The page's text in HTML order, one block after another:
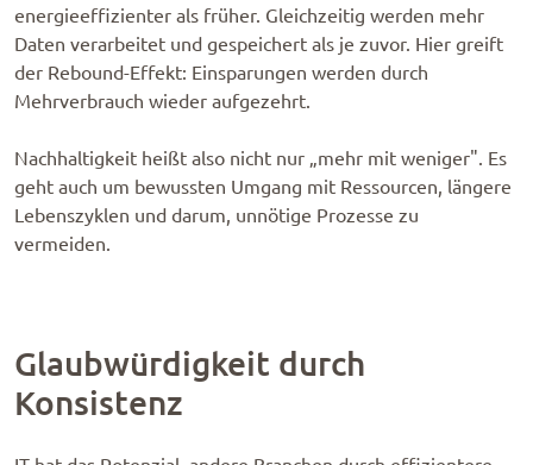
energieeffizienter als früher. Gleichzeitig werden mehr
Daten verarbeitet und gespeichert als je zuvor. Hier greift
der Rebound-Effekt: Einsparungen werden durch
Mehrverbrauch wieder aufgezehrt.
Nachhaltigkeit heißt also nicht nur „mehr mit weniger". Es
geht auch um bewussten Umgang mit Ressourcen, längere
Lebenszyklen und darum, unnötige Prozesse zu
vermeiden.
Glaubwürdigkeit durch
Konsistenz